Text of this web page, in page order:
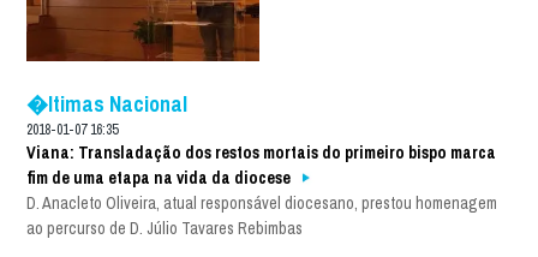
�ltimas Nacional
2018-01-07 16:35
Viana: Transladação dos restos mortais do primeiro bispo marca
fim de uma etapa na vida da diocese
D. Anacleto Oliveira, atual responsável diocesano, prestou homenagem
ao percurso de D. Júlio Tavares Rebimbas